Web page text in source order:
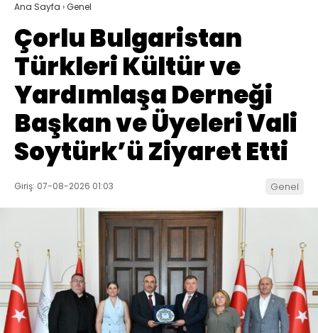
Ana Sayfa ›Genel
Çorlu Bulgaristan
Türkleri Kültür ve
Yardımlaşa Derneği
Başkan ve Üyeleri Vali
Soytürk’ü Ziyaret Etti
Giriş: 07-08-2026 01:03 Genel